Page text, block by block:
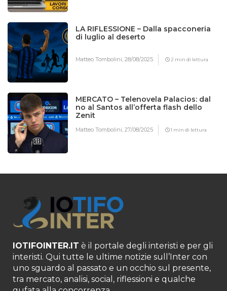
LA RIFLESSIONE – Dalla spacconeria
di luglio al deserto
Matteo Tombolini,28/08/2025 2 min di lettura
MERCATO – Telenovela Palacios: dal
no al Santos all’offerta flash dello
Zenit
Matteo Tombolini,27/08/2025 1 min di lettura
IOTIFOINTER.IT è il portale degli interisti e per gli
interisti. Qui tutte le ultime notizie sull’Inter con
uno sguardo al passato e un occhio sul presente,
tra mercato, analisi, social, riflessioni e qualche